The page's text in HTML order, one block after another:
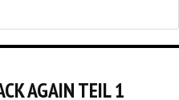
AGAIN TEIL 1